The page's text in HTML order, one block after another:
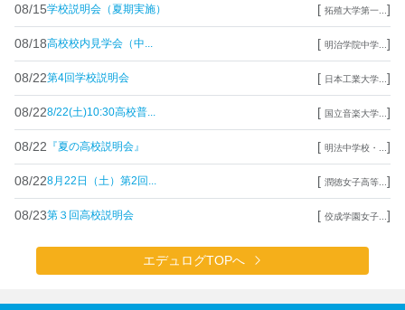
08/15学校説明会（夏期実施） [ 拓殖大学第一... ]
08/18高校校内見学会（中... [ 明治学院中学... ]
08/22第4回学校説明会 [ 日本工業大学... ]
08/228/22(土)10:30高校普... [ 国立音楽大学... ]
08/22 『夏の高校説明会』 [ 明法中学校・... ]
08/228月22日（土）第2回... [ 潤徳女子高等... ]
08/23第３回高校説明会 [ 佼成学園女子... ]
エデュログTOPへ